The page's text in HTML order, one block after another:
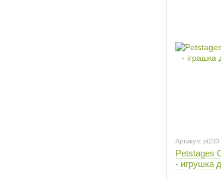
Артикул: pt233
Petstages
- игрушка